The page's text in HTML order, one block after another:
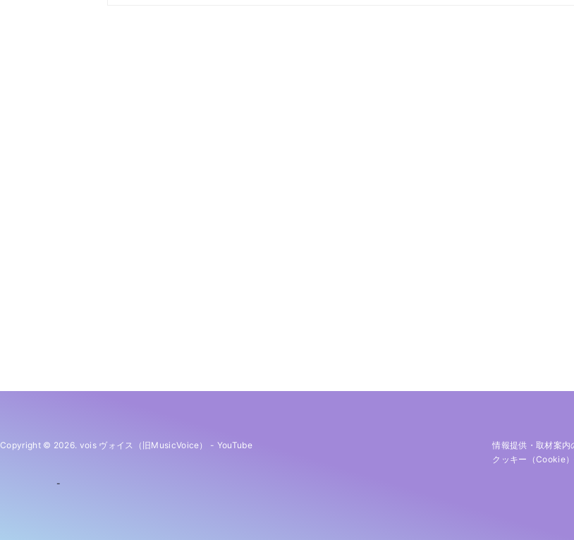
Copyright © 2026. vois ヴォイス（旧MusicVoice） - YouTube 情報提供・取材案内
クッキー（cookie
-